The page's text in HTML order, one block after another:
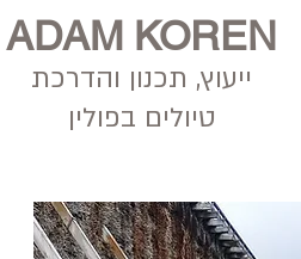
ADAM KOREN
ייעוץ, תכנון והדרכת
טיולים בפולין